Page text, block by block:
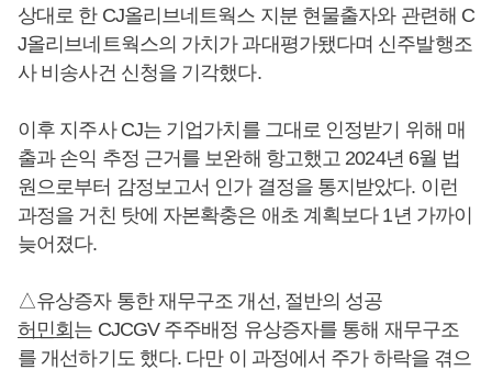
상대로 한 CJ올리브네트웍스 지분 현물출자와 관련해 C
J올리브네트웍스의 가치가 과대평가됐다며 신주발행조
사 비송사건 신청을 기각했다.
이후 지주사 CJ는 기업가치를 그대로 인정받기 위해 매
출과 손익 추정 근거를 보완해 항고했고 2024년 6월 법
원으로부터 감정보고서 인가 결정을 통지받았다. 이런
과정을 거친 탓에 자본확충은 애초 계획보다 1년 가까이
늦어졌다.
△유상증자 통한 재무구조 개선, 절반의 성공
허민회는 CJCGV 주주배정 유상증자를 통해 재무구조
를 개선하기도 했다. 다만 이 과정에서 주가 하락을 겪으